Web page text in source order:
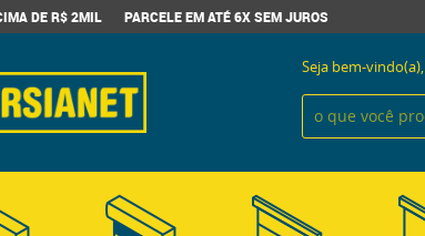
DE R$ 2MIL PARCELE EM ATÉ 6X SEM JUROS
Seja bem-vindo(a),